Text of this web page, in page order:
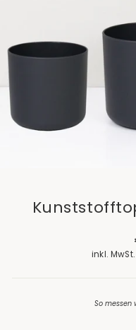
inkl.
So messen